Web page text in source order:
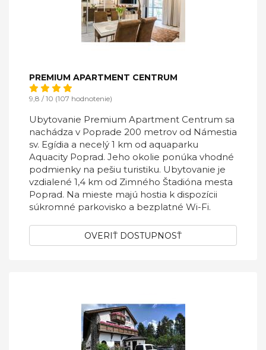
PREMIUM APARTMENT CENTRUM
9,8 / 10 (107 hodnotenie)
Ubytovanie Premium Apartment Centrum sa
nachádza v Poprade 200 metrov od Námestia
sv. Egídia a necelý 1 km od aquaparku
Aquacity Poprad. Jeho okolie ponúka vhodné
podmienky na pešiu turistiku. Ubytovanie je
vzdialené 1,4 km od Zimného Štadióna mesta
Poprad. Na mieste majú hostia k dispozícii
súkromné parkovisko a bezplatné Wi-Fi.
OVERIŤ DOSTUPNOSŤ